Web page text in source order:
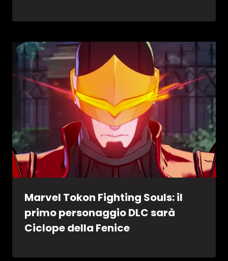
Marvel Tokon Fighting Souls: il
primo personaggio DLC sarà
Ciclope della Fenice